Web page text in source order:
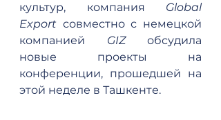
культур, компания Global
Export совместно с немецкой
компанией GIZ обсудила
новые проекты на
конференции, прошедшей на
этой неделе в Ташкенте.